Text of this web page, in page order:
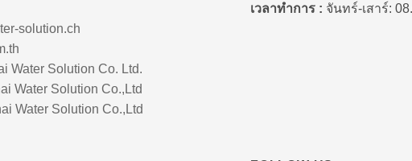
solution.ch
Water Solution Co. Ltd.
Water Solution Co.,Ltd
Water Solution Co.,Ltd
เวลาทำการ : จันทร์-เสาร์: